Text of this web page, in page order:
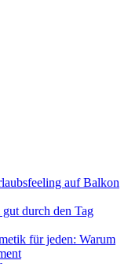
auf Balkon
durch den Tag
für jeden: Warum